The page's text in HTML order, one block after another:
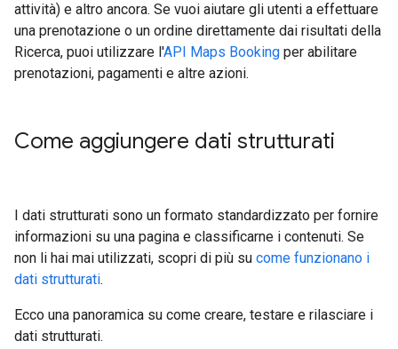
attività) e altro ancora. Se vuoi aiutare gli utenti a effettuare
una prenotazione o un ordine direttamente dai risultati della
Ricerca, puoi utilizzare l'API Maps Booking per abilitare
prenotazioni, pagamenti e altre azioni.
Come aggiungere dati strutturati
I dati strutturati sono un formato standardizzato per fornire
informazioni su una pagina e classificarne i contenuti. Se
non li hai mai utilizzati, scopri di più su come funzionano i
dati strutturati.
Ecco una panoramica su come creare, testare e rilasciare i
dati strutturati.